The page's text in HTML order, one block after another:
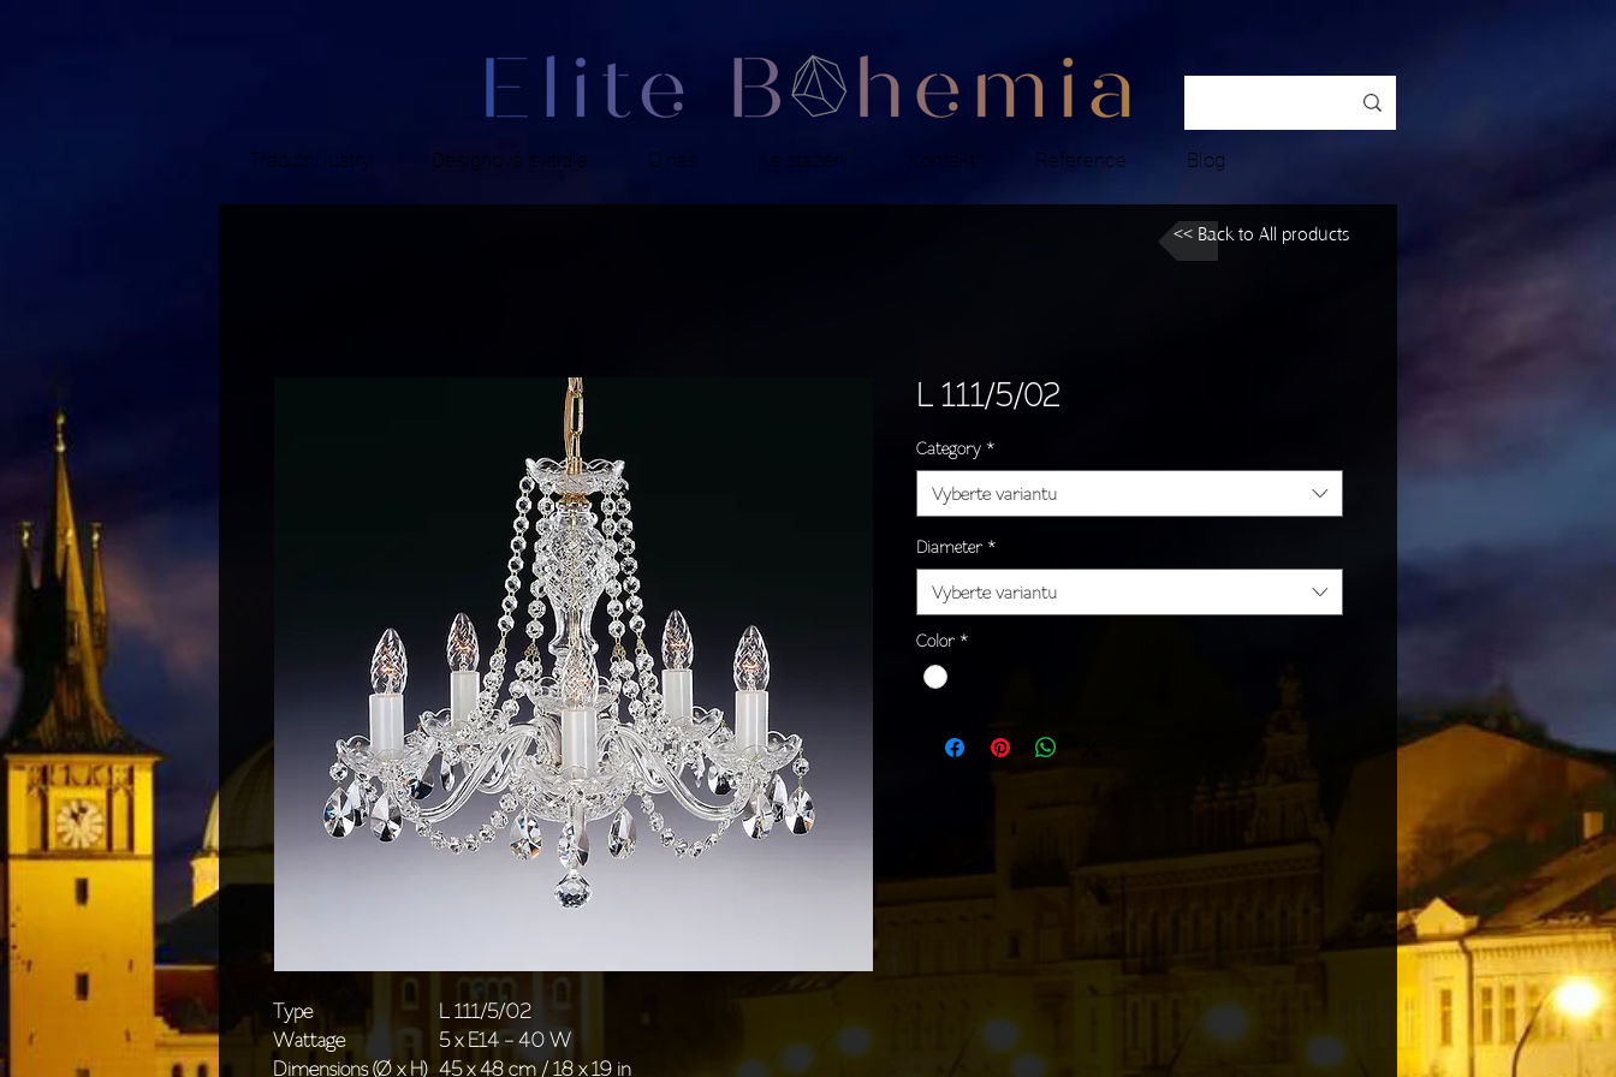
Tradiční lustry Designová svítidla O nás Ke stažení Kontakt Reference Blog
Type
L 111/5/02
Wattage
5 x E14 - 40 W
Dimensions (Ø x H) 45 x 48 cm / 18 x 19 in
L 111/5/02
Category *
Vyberte variantu
Diameter *
Vyberte variantu
Color *
<< Back to All products